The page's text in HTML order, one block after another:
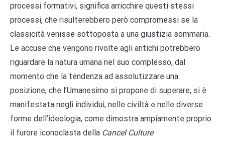
processi formativi, significa arricchire questi stessi
processi, che risulterebbero però compromessi se la
classicità venisse sottoposta a una giustizia sommaria.
Le accuse che vengono rivolte agli antichi potrebbero
riguardare la natura umana nel suo complesso, dal
momento che la tendenza ad assolutizzare una
posizione, che l’Umanesimo si propone di superare, si è
manifestata negli individui, nelle civiltà e nelle diverse
forme dell’ideologia, come dimostra ampiamente proprio
il furore iconoclasta della Cancel Culture.